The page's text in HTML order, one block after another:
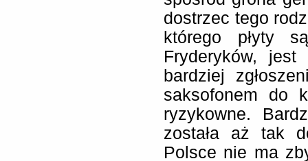
dostrzec tego
którego płyty
Fryderyków,
bardziej
saksofonem do
ryzykowne.
została aż tak
Polsce nie ma